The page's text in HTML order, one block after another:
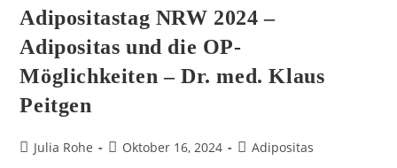
Adipositastag NRW 2024 –
Adipositas und die OP-
Möglichkeiten – Dr. med. Klaus
Peitgen
Julia Rohe Oktober 16, 2024 Adipositas